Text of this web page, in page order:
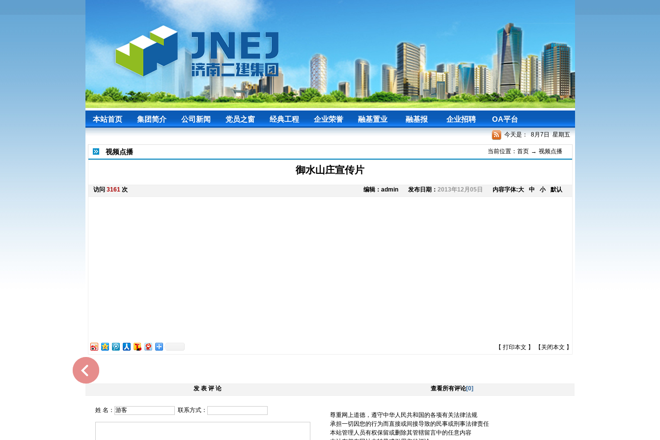
本站首页 集团简介 公司新闻 党员之窗 经典工程 企业荣誉 融基置业 融基报 企业招聘 OA平台
今天是：8月7日 星期五
视频点播 当前位置： 首页 → 视频点播
御水山庄宣传片
访问 3161次 编辑：admin 发布日期： 2013年12月05日 内容字体:大 中 小 默认
【 打印本文 】 【 关闭本文 】
发 表 评 论
姓 名： 联系方式：
查看所有评论[0]
尊重网上道德，遵守中华人民共和国的各项有关法律法规
承担一切因您的行为而直接或间接导致的民事或刑事法律责任
本站管理人员有权保留或删除其管辖留言中的任意内容